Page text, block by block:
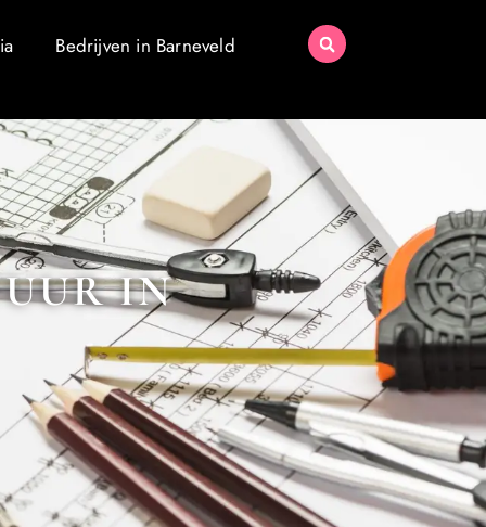
Bedrijven in Barneveld
IN